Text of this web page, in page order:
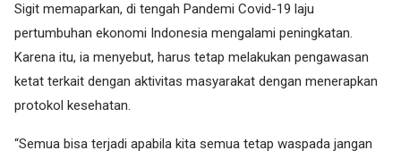
Sigit memaparkan, di tengah Pandemi Covid-19 laju
pertumbuhan ekonomi Indonesia mengalami peningkatan.
Karena itu, ia menyebut, harus tetap melakukan pengawasan
ketat terkait dengan aktivitas masyarakat dengan menerapkan
protokol kesehatan.
“Semua bisa terjadi apabila kita semua tetap waspada jangan